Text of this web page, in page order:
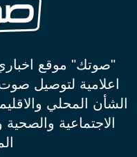
"صوتك" موقع
اعلامية لتوصيل
الشأن المحلي
الاجتماعية